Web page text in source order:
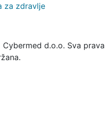
za zdravlje
Cybermed d.o.o. Sva prava